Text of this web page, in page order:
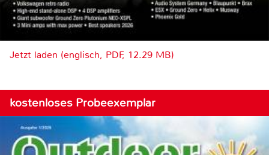
Jetzt laden (englisch, PDF, 12.29 MB)
kostenloses Probeexemplar